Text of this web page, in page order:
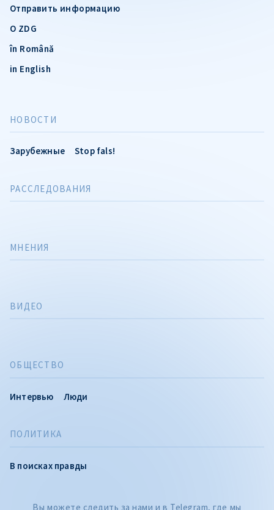
Отправить информацию
О ZDG
în Română
in English
НОВОСТИ
Зарубежные Stop fals!
ПОЛИТИКА
В поисках правды
РАССЛЕДОВАНИЯ
ОБЩЕСТВО
Интервью Люди
МНЕНИЯ
ВИДЕО
Вы можете следить за нами и в Telegram, где мы
CITEȘTE